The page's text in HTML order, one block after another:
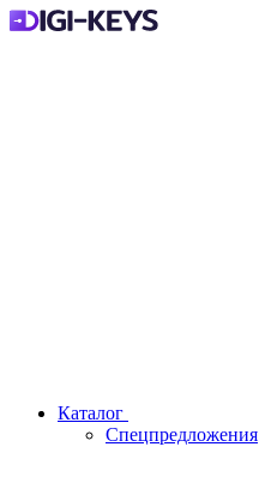
Каталог
Спецпредложения